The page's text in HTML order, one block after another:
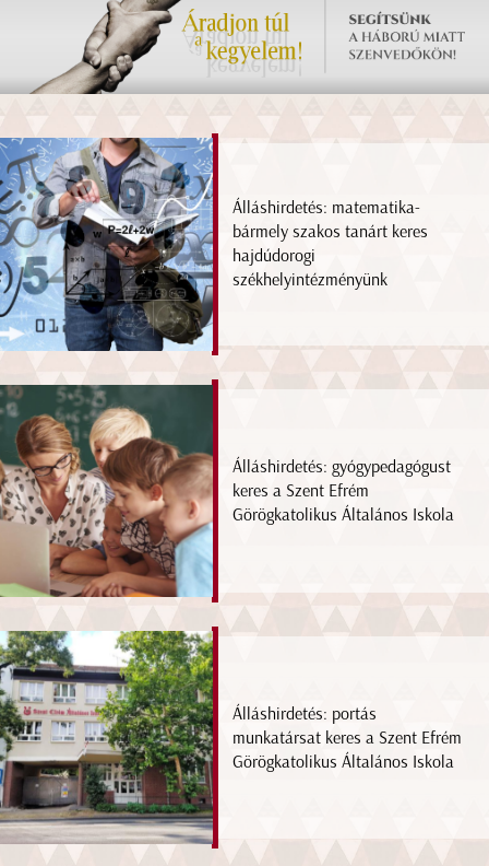
Álláshirdetés: matematika-
bármely szakos tanárt keres
hajdúdorogi
székhelyintézményünk
Álláshirdetés: gyógypedagógust
keres a Szent Efrém
Görögkatolikus Általános Iskola
Álláshirdetés: portás
munkatársat keres a Szent Efrém
Görögkatolikus Általános Iskola